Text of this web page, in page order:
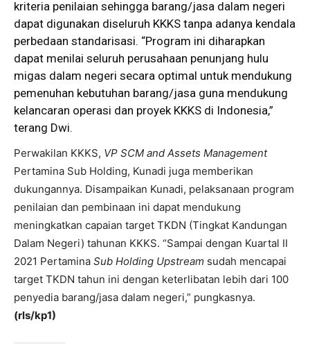
kriteria penilaian sehingga barang/jasa dalam negeri
dapat digunakan diseluruh KKKS tanpa adanya kendala
perbedaan standarisasi. “Program ini diharapkan
dapat menilai seluruh perusahaan penunjang hulu
migas dalam negeri secara optimal untuk mendukung
pemenuhan kebutuhan barang/jasa guna mendukung
kelancaran operasi dan proyek KKKS di Indonesia,”
terang Dwi.
Perwakilan KKKS, VP SCM and Assets Management
Pertamina Sub Holding, Kunadi juga memberikan
dukungannya. Disampaikan Kunadi, pelaksanaan program
penilaian dan pembinaan ini dapat mendukung
meningkatkan capaian target TKDN (Tingkat Kandungan
Dalam Negeri) tahunan KKKS. “Sampai dengan Kuartal II
2021 Pertamina Sub Holding Upstream sudah mencapai
target TKDN tahun ini dengan keterlibatan lebih dari 100
penyedia barang/jasa dalam negeri,” pungkasnya.
(rls/kp1)